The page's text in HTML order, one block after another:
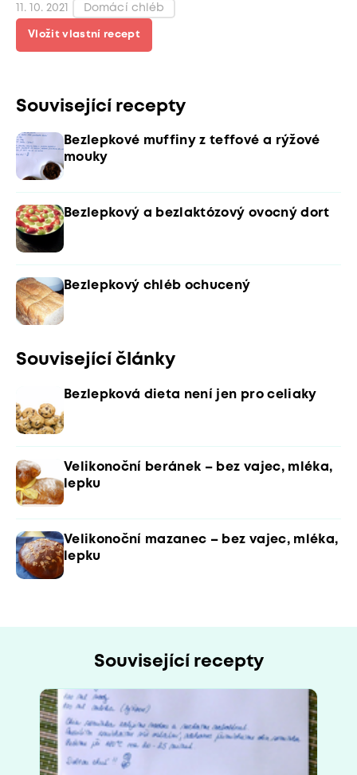
11. 10. 2021 Domácí chléb
Vložit vlastní recept
Související recepty
Bezlepkové muffiny z teffové a rýžové
mouky
Bezlepkový a bezlaktózový ovocný dort
Bezlepkový chléb ochucený
Související články
Bezlepková dieta není jen pro celiaky
Velikonoční beránek – bez vajec, mléka,
lepku
Velikonoční mazanec – bez vajec, mléka,
lepku
Související recepty